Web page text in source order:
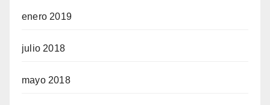
enero 2019
julio 2018
mayo 2018